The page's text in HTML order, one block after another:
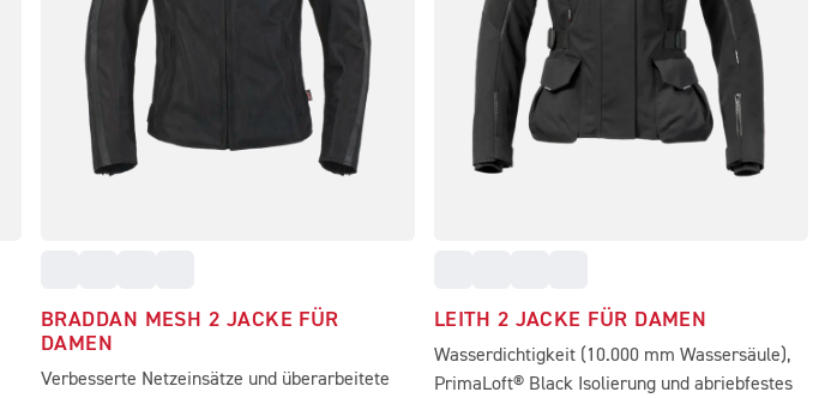
BRADDAN MESH 2 JACKE FÜR
DAMEN
Verbesserte Netzeinsätze und überarbeitete
LEITH 2 JACKE FÜR DAMEN
Wasserdichtigkeit (10.000 mm Wassersäule),
PrimaLoft® Black Isolierung und abriebfestes